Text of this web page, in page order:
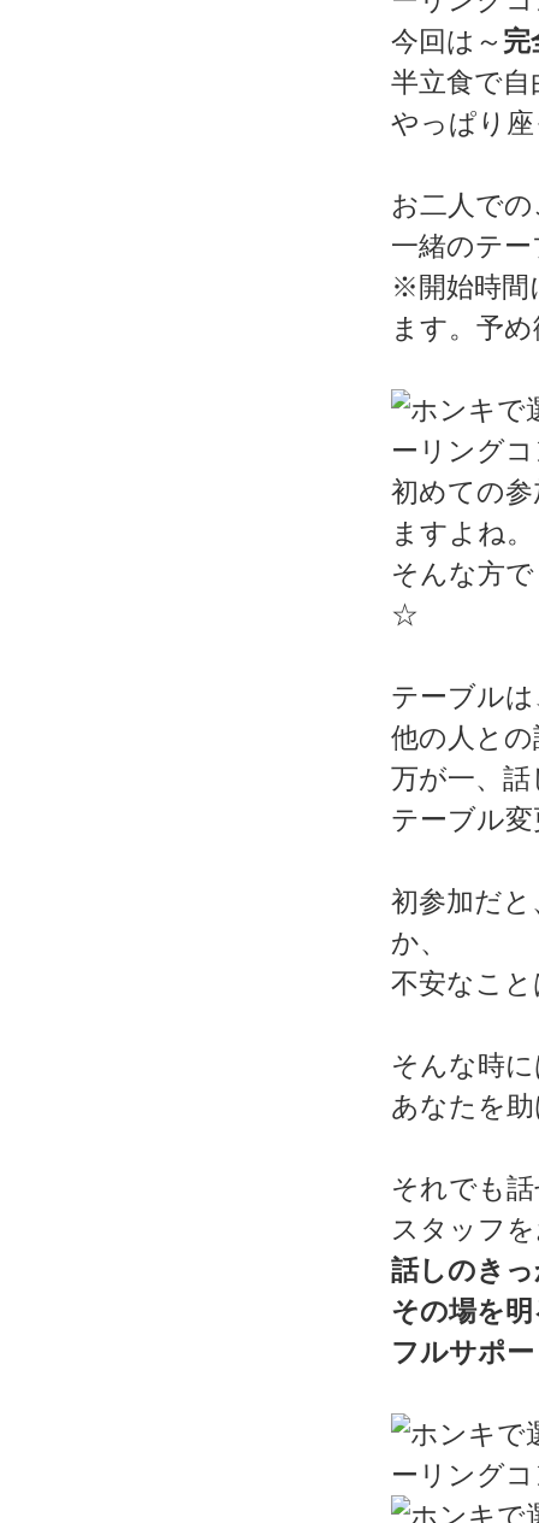
今回は～ 完
半立食で
やっぱり
お二人で
一緒のテ
※開始時間
ます。予
初めての
ますよね。
そんな方
☆
テーブル
他の人と
万が一、
テーブル
初参加だ
か、
不安なこ
そんな時
あなたを
それでも
スタッフ
話しのき
その場を
フルサポ